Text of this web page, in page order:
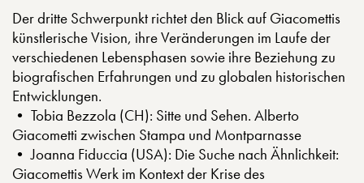
Der dritte Schwerpunkt richtet den Blick auf Giacomettis
künstlerische Vision, ihre Veränderungen im Laufe der
verschiedenen Lebensphasen sowie ihre Beziehung zu
biografischen Erfahrungen und zu globalen historischen
Entwicklungen.
• Tobia Bezzola (CH): Sitte und Sehen. Alberto
Giacometti zwischen Stampa und Montparnasse
• Joanna Fiduccia (USA): Die Suche nach Ähnlichkeit:
Giacomettis Werk im Kontext der Krise des